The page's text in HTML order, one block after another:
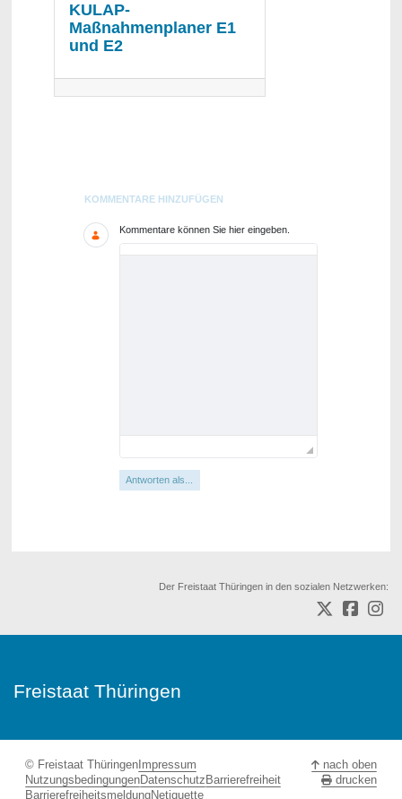
KULAP-
Maßnahmenplaner E1
und E2
Blogs
KOMMENTARE HINZUFÜGEN
Kommentare können Sie hier eingeben.
Antworten als...
Der Freistaat Thüringen in den sozialen Netzwerken:
Freistaat Thüringen
© Freistaat Thüringen Impressum
NutzungsbedingungenDatenschutz Barrierefreiheit
BarrierefreiheitsmeldungNetiquette
nach oben
drucken